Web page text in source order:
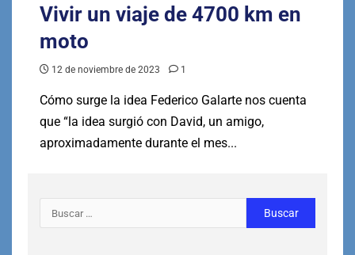
Vivir un viaje de 4700 km en
moto
12 de noviembre de 2023 1
Cómo surge la idea Federico Galarte nos cuenta
que “la idea surgió con David, un amigo,
aproximadamente durante el mes...